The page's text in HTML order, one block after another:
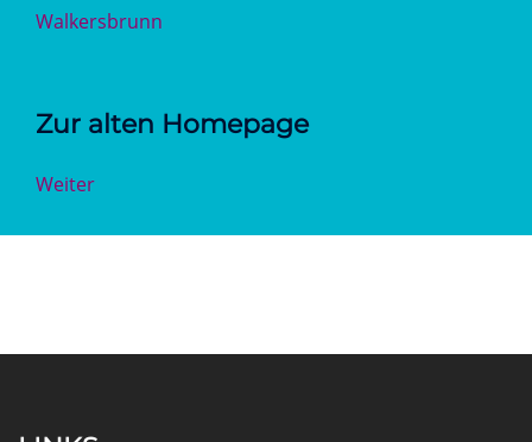
Walkersbrunn
Zur alten Homepage
Weiter